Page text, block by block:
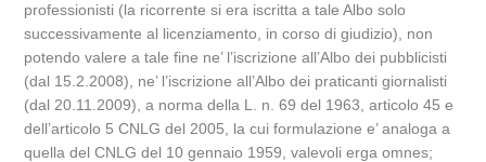
professionisti (la ricorrente si era iscritta a tale Albo solo
successivamente al licenziamento, in corso di giudizio), non
potendo valere a tale fine ne’ l’iscrizione all’Albo dei pubblicisti
(dal 15.2.2008), ne’ l’iscrizione all’Albo dei praticanti giornalisti
(dal 20.11.2009), a norma della L. n. 69 del 1963, articolo 45 e
dell’articolo 5 CNLG del 2005, la cui formulazione e’ analoga a
quella del CNLG del 10 gennaio 1959, valevoli erga omnes;